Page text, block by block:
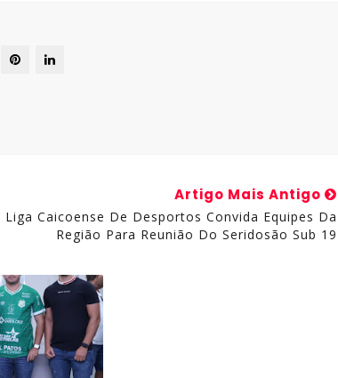
Artigo Mais Antigo
Liga Caicoense De Desportos Convida Equipes Da
Região Para Reunião Do Seridosão Sub 19